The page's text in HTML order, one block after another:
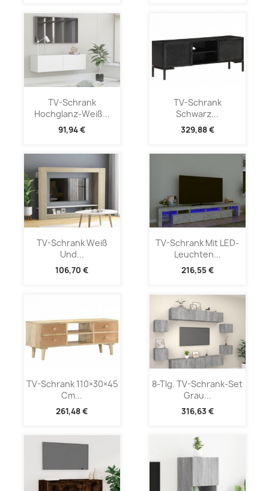
TV-Schrank
Hochglanz-Weiß...
91,94 €
TV-Schrank
Schwarz...
329,88 €
TV-Schrank Weiß
Und...
106,70 €
TV-Schrank Mit LED-
Leuchten...
216,55 €
TV-Schrank 110×30×45
Cm...
261,48 €
8-Tlg. TV-Schrank-Set
Grau...
316,63 €